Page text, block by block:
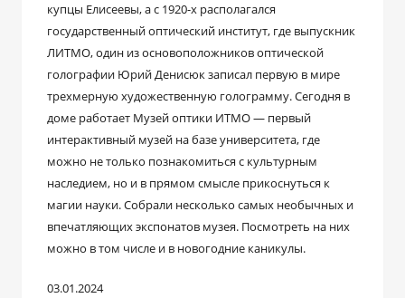
купцы Елисеевы, а с 1920-х располагался
государственный оптический институт, где выпускник
ЛИТМО, один из основоположников оптической
голографии Юрий Денисюк записал первую в мире
трехмерную художественную голограмму. Сегодня в
доме работает Музей оптики ИТМО ― первый
интерактивный музей на базе университета, где
можно не только познакомиться с культурным
наследием, но и в прямом смысле прикоснуться к
магии науки. Собрали несколько самых необычных и
впечатляющих экспонатов музея. Посмотреть на них
можно в том числе и в новогодние каникулы.
03.01.2024